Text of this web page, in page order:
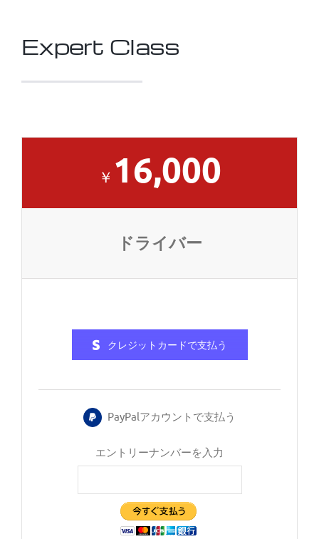
Expert Class
￥ 16,000
ドライバー
クレジットカードで支払う
PayPalアカウントで支払う
エントリーナンバーを入力